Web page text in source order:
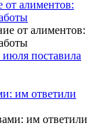
от алиментов:
поставила
им ответили